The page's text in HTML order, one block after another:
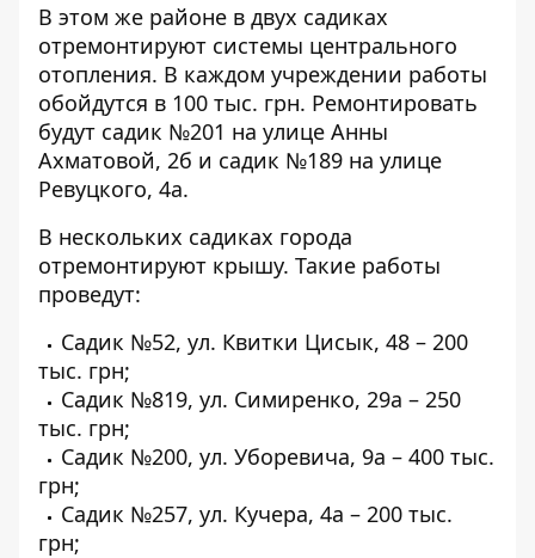
В этом же районе в двух садиках
отремонтируют системы центрального
отопления. В каждом учреждении работы
обойдутся в 100 тыс. грн. Ремонтировать
будут садик №201 на улице Анны
Ахматовой, 2б и садик №189 на улице
Ревуцкого, 4а.
В нескольких садиках города
отремонтируют крышу. Такие работы
проведут:
Садик №52, ул. Квитки Цисык, 48 – 200
тыс. грн;
Садик №819, ул. Симиренко, 29а – 250
тыс. грн;
Садик №200, ул. Уборевича, 9а – 400 тыс.
грн;
Садик №257, ул. Кучера, 4а – 200 тыс.
грн;